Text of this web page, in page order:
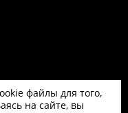
данных
файлы для того,
на сайте, вы